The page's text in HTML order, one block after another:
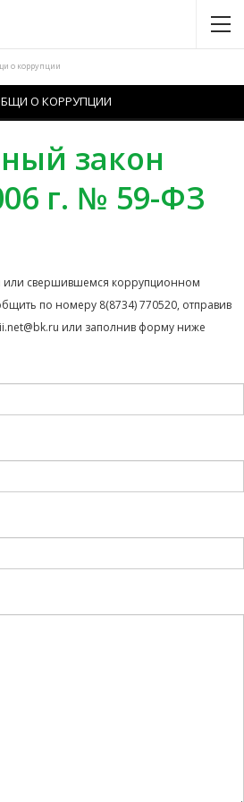
о коррупции
О КОРРУПЦИИ
закон
г. № 59-ФЗ
свершившемся коррупционном
по номеру 8(8734) 770520, отправив
или заполнив форму ниже